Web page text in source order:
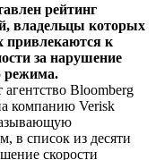
рейтинг
владельцы которых
привлекаются к
за нарушение
режима.
агентство Bloomberg
компанию Verisk
в список из десяти
скорости